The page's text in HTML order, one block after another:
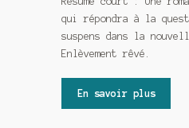
qui répondra à la
suspens dans la
Enlèvement rêvé.
En savoir plus